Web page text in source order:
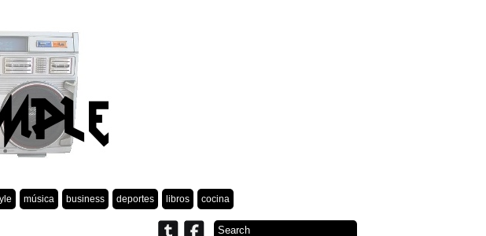
música business deportes libros cocina